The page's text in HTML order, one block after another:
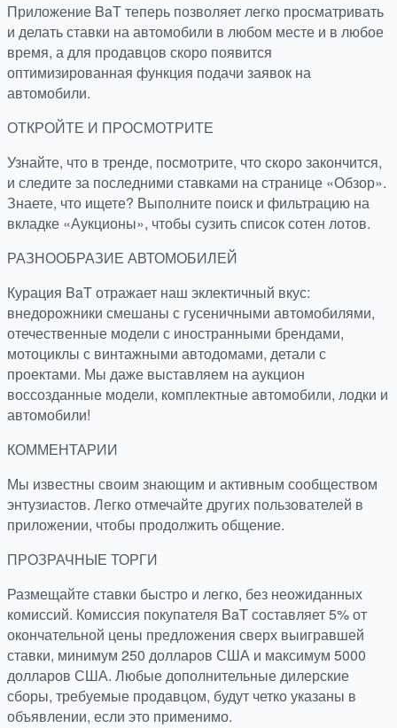
Приложение BaT теперь позволяет легко просматривать
и делать ставки на автомобили в любом месте и в любое
время, а для продавцов скоро появится
оптимизированная функция подачи заявок на
автомобили.
ОТКРОЙТЕ И ПРОСМОТРИТЕ
Узнайте, что в тренде, посмотрите, что скоро закончится,
и следите за последними ставками на странице «Обзор».
Знаете, что ищете? Выполните поиск и фильтрацию на
вкладке «Аукционы», чтобы сузить список сотен лотов.
РАЗНООБРАЗИЕ АВТОМОБИЛЕЙ
Курация BaT отражает наш эклектичный вкус:
внедорожники смешаны с гусеничными автомобилями,
отечественные модели с иностранными брендами,
мотоциклы с винтажными автодомами, детали с
проектами. Мы даже выставляем на аукцион
воссозданные модели, комплектные автомобили, лодки и
автомобили!
КОММЕНТАРИИ
Мы известны своим знающим и активным сообществом
энтузиастов. Легко отмечайте других пользователей в
приложении, чтобы продолжить общение.
ПРОЗРАЧНЫЕ ТОРГИ
Размещайте ставки быстро и легко, без неожиданных
комиссий. Комиссия покупателя BaT составляет 5% от
окончательной цены предложения сверх выигравшей
ставки, минимум 250 долларов США и максимум 5000
долларов США. Любые дополнительные дилерские
сборы, требуемые продавцом, будут четко указаны в
объявлении, если это применимо.